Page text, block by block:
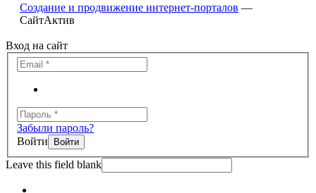
Создание и продвижение интернет-порталов —
СайтАктив
Вход на сайт
Забыли пароль?
Войти
Leave this field blank